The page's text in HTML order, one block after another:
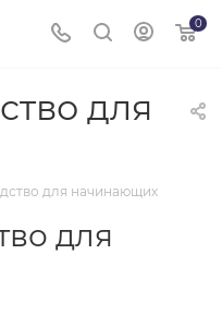
0
для
для начинающих
для